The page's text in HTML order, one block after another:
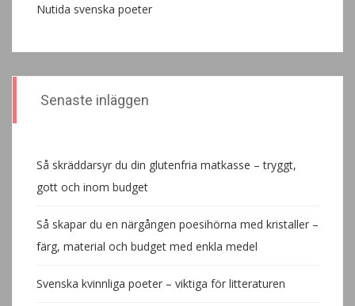
Nutida svenska poeter
Senaste inläggen
Så skräddarsyr du din glutenfria matkasse – tryggt,
gott och inom budget
Så skapar du en närgången poesihörna med kristaller –
färg, material och budget med enkla medel
Svenska kvinnliga poeter – viktiga för litteraturen